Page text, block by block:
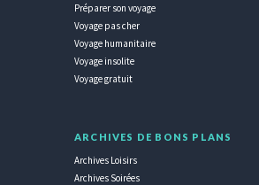
Préparer son voyage
Voyage pas cher
Voyage humanitaire
Voyage insolite
Voyage gratuit
ARCHIVES DE BONS PLANS
Archives Loisirs
Archives Soirées